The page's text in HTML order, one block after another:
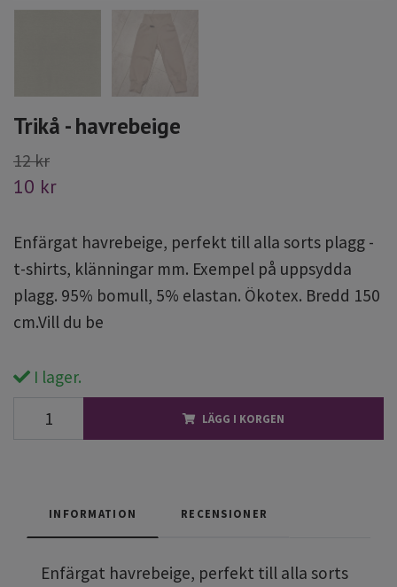
Trikå - havrebeige
12 kr
10 kr
Enfärgat havrebeige, perfekt till alla sorts plagg -
t-shirts, klänningar mm. Exempel på uppsydda
plagg. 95% bomull, 5% elastan. Ökotex. Bredd 150
cm.Vill du be
I lager.
LÄGG I KORGEN
INFORMATION RECENSIONER
Enfärgat havrebeige, perfekt till alla sorts